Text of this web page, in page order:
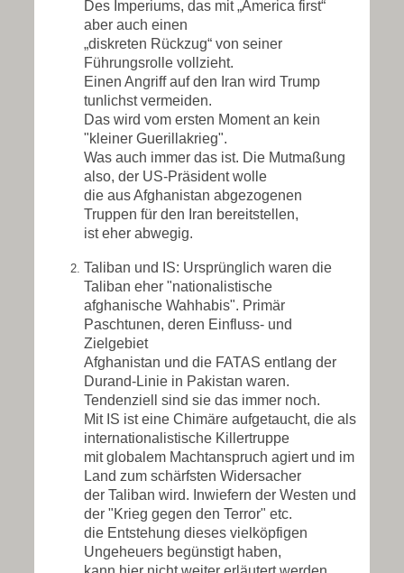
Des Imperiums, das mit „America first“
aber auch einen
„diskreten Rückzug“ von seiner
Führungsrolle vollzieht.
Einen Angriff auf den Iran wird Trump
tunlichst vermeiden.
Das wird vom ersten Moment an kein
"kleiner Guerillakrieg".
Was auch immer das ist. Die Mutmaßung
also, der US-Präsident wolle
die aus Afghanistan abgezogenen
Truppen für den Iran bereitstellen,
ist eher abwegig.
Taliban und IS: Ursprünglich waren die
Taliban eher "nationalistische
afghanische Wahhabis". Primär
Paschtunen, deren Einfluss- und
Zielgebiet
Afghanistan und die FATAS entlang der
Durand-Linie in Pakistan waren.
Tendenziell sind sie das immer noch.
Mit IS ist eine Chimäre aufgetaucht, die als
internationalistische Killertruppe
mit globalem Machtanspruch agiert und im
Land zum schärfsten Widersacher
der Taliban wird. Inwiefern der Westen und
der "Krieg gegen den Terror" etc.
die Entstehung dieses vielköpfigen
Ungeheuers begünstigt haben,